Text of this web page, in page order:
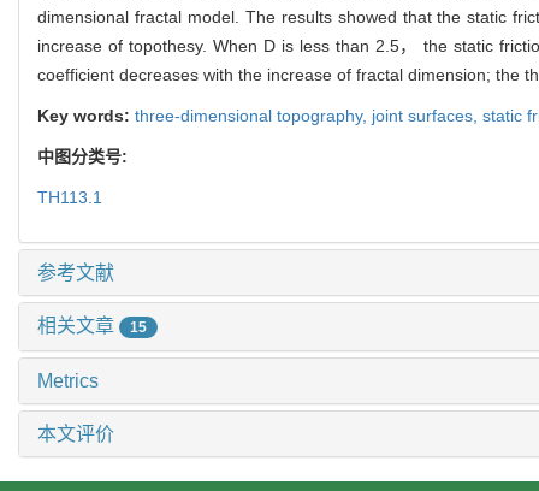
dimensional fractal model. The results showed that the static
increase of topothesy. When D is less than 2.5， the static
coefficient decreases with the increase of fractal dimension; the
Key words: three-dimensional topography, joint surfaces, static
中图分类号:
TH113.1
参考文献
相关文章 15
Metrics
本文评价